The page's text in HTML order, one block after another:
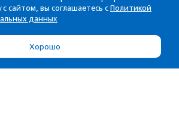
сайтом, вы соглашаетесь с Политикой
данных
Хорошо